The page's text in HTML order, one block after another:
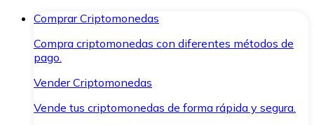
Comprar Criptomonedas
Compra criptomonedas con diferentes métodos de
pago.
Vender Criptomonedas
Vende tus criptomonedas de forma rápida y segura.